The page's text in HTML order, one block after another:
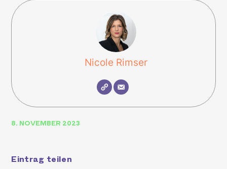
Nicole Rimser
8. NOVEMBER 2023
Eintrag teilen